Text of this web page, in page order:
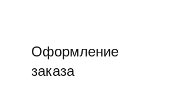
Оформление
заказа